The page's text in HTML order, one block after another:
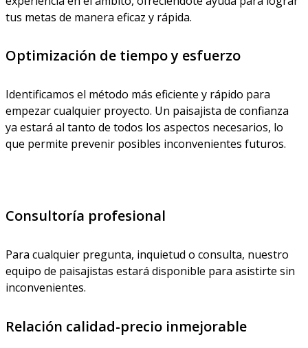
tus metas de manera eficaz y rápida.
Optimización de tiempo y esfuerzo
Identificamos el método más eficiente y rápido para
empezar cualquier proyecto. Un paisajista de confianza
ya estará al tanto de todos los aspectos necesarios, lo
que permite prevenir posibles inconvenientes futuros.
Consultoría profesional
Para cualquier pregunta, inquietud o consulta, nuestro
equipo de paisajistas estará disponible para asistirte sin
inconvenientes.
Relación calidad-precio inmejorable